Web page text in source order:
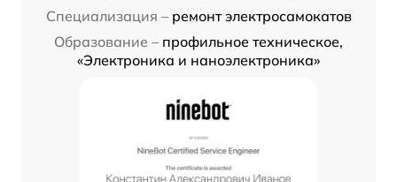
Специализация – ремонт электросамокатов
Образование – профильное техническое,
«Электроника и наноэлектроника»